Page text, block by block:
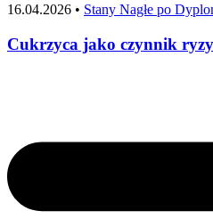
16.04.2026 • Stany Nagłe po
Cukrzyca jako czynnik